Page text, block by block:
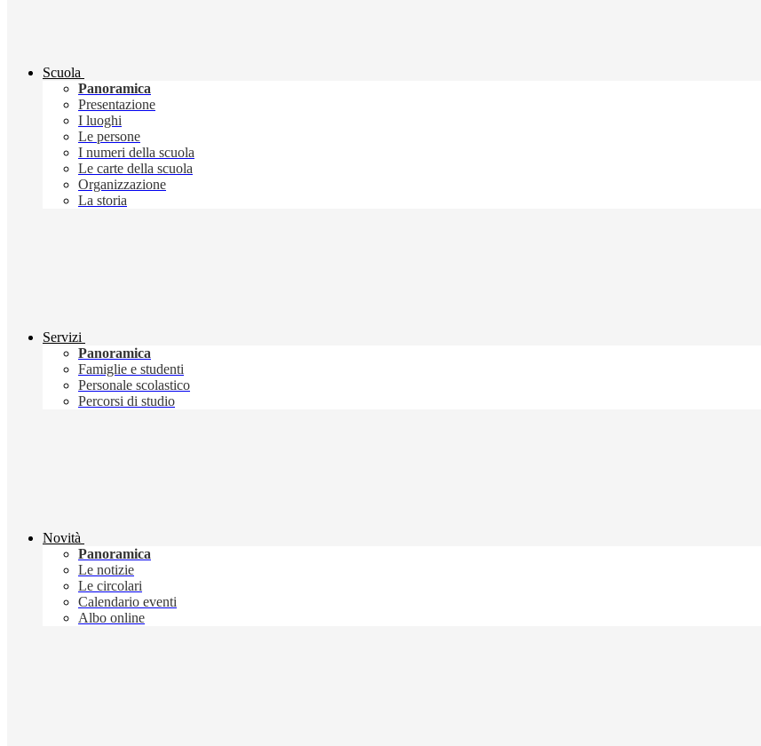
Scuola
Panoramica
Presentazione
I luoghi
Le persone
I numeri della scuola
Le carte della scuola
Organizzazione
La storia
Servizi
Panoramica
Famiglie e studenti
Personale scolastico
Percorsi di studio
Novità
Panoramica
Le notizie
Le circolari
Calendario eventi
Albo online